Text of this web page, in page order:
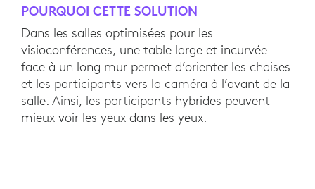
POURQUOI CETTE SOLUTION
Dans les salles optimisées pour les
visioconférences, une table large et incurvée
face à un long mur permet d’orienter les chaises
et les participants vers la caméra à l’avant de la
salle. Ainsi, les participants hybrides peuvent
mieux voir les yeux dans les yeux.